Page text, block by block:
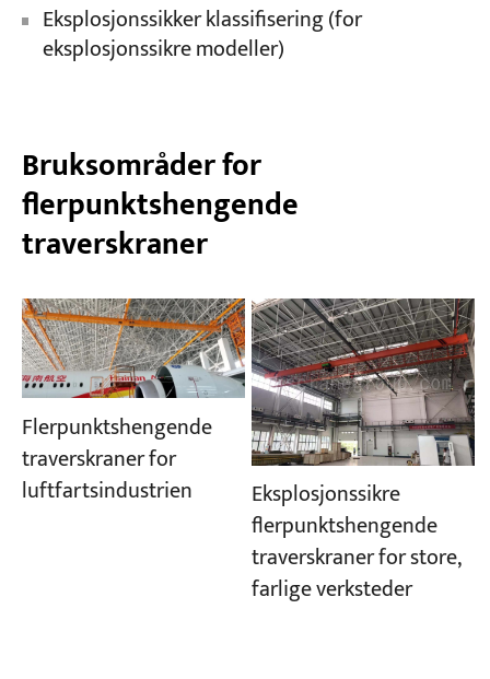
Eksplosjonssikker klassifisering (for
eksplosjonssikre modeller)
Bruksområder for
flerpunktshengende
traverskraner
Flerpunktshengende
traverskraner for
luftfartsindustrien
Eksplosjonssikre
flerpunktshengende
traverskraner for store,
farlige verksteder